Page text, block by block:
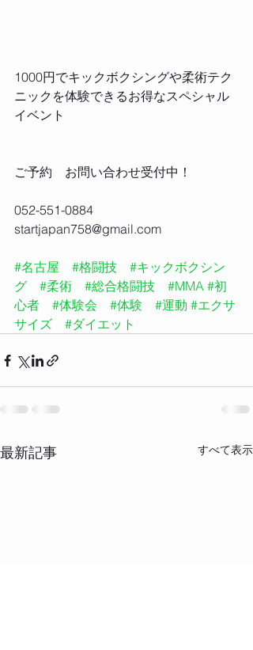
1000円でキックボクシングや柔術テク
ニックを体験できるお得なスペシャル
イベント
ご予約　お問い合わせ受付中！
052-551-0884
startjapan758@gmail.com
#名古屋 #格闘技
#キックボクシン
グ
#柔術 #総合格闘技 #MMA #初
心者
#体験会 #体験 #運動 #エクサ
サイズ
#ダイエット
最新記事 すべて表示